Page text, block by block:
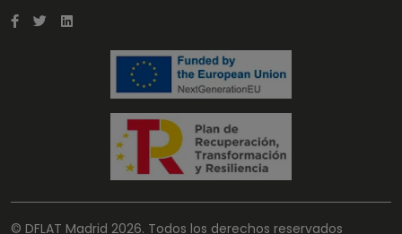
© DFLAT Madrid 2026. Todos los derechos reservados